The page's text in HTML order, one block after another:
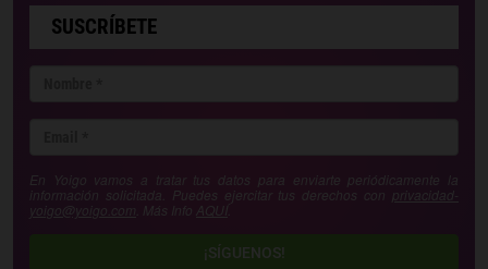
SUSCRÍBETE
En Yoigo vamos a tratar tus datos para enviarte periódicamente la
información solicitada. Puedes ejercitar tus derechos con privacidad-
yoigo@yoigo.com . Más Info AQUÍ
¡SÍGUENOS!